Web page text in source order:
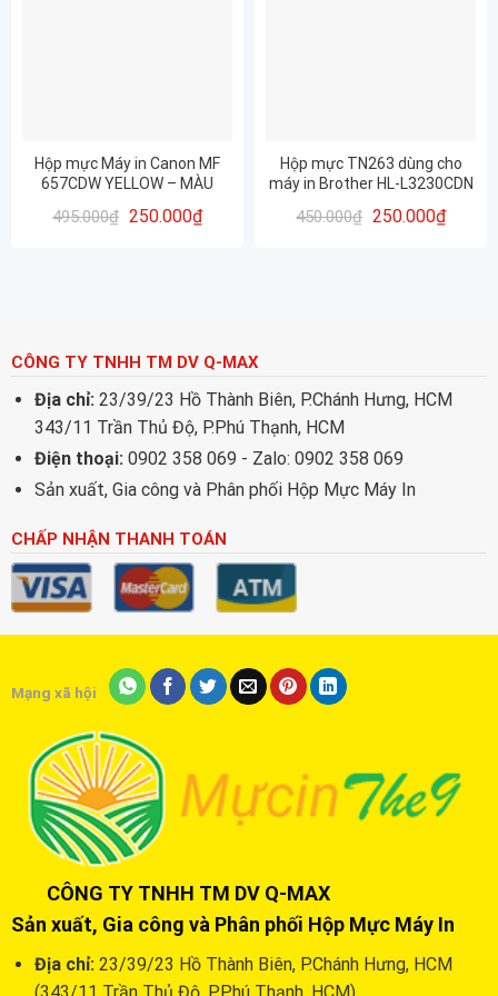
Hộp mực Máy in Canon MF
657CDW YELLOW – MÀU
CHÍP
495.000₫ 250.000₫
Hộp mực TN263 dùng cho
máy in Brother HL-L3230CDN
CHẤT LƯỢNG IN ĐẸP GIÁ RẺ
450.000₫ 250.000₫
CÔNG TY TNHH TM DV Q-MAX
Địa chỉ: 23/39/23 Hồ Thành Biên, P.Chánh Hưng, HCM
343/11 Trần Thủ Độ, P.Phú Thạnh, HCM
Điện thoại: 0902 358 069 - Zalo: 0902 358 069
Sản xuất, Gia công và Phân phối Hộp Mực Máy In
CHẤP NHẬN THANH TOÁN
Mạng xã hội
CÔNG TY TNHH TM DV Q-MAX
Sản xuất, Gia công và Phân phối Hộp Mực Máy In
Địa chỉ: 23/39/23 Hồ Thành Biên, P.Chánh Hưng, HCM